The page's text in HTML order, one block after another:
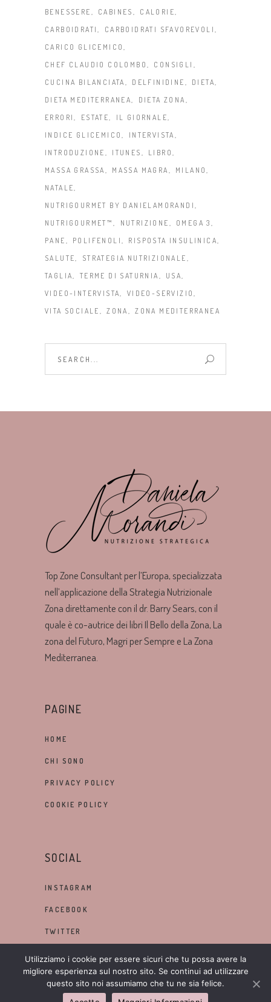
BENESSERE
CABINES
CALORIE
CARBOIDRATI
CARBOIDRATI SFAVOREVOLI
CARICO GLICEMICO
CHEF CLAUDIO COLOMBO
CONSIGLI
CUCINA BILANCIATA
DELFINIDINE
DIETA
DIETA MEDITERRANEA
DIETA ZONA
ERRORI
ESTATE
IL GIORNALE
INDICE GLICEMICO
INTERVISTA
INTRODUZIONE
ITUNES
LIBRO
MASSA GRASSA
MASSA MAGRA
MILANO
NATALE
NUTRIGOURMET BY DANIELAMORANDI
NUTRIGOURMET™
NUTRIZIONE
OMEGA 3
PANE
POLIFENOLI
RISPOSTA INSULINICA
SALUTE
STRATEGIA NUTRIZIONALE
TAGLIA
TERME DI SATURNIA
USA
VIDEO-INTERVISTA
VIDEO-SERVIZIO
VITA SOCIALE
ZONA ZONA MEDITERRANEA
Top Zone Consultant per l’Europa, specializzata
nell’applicazione della Strategia Nutrizionale
Zona direttamente con il dr. Barry Sears, con il
quale è co-autrice dei libri Il Bello della Zona, La
zona del Futuro, Magri per Sempre e La Zona
Mediterranea.
PAGINE
HOME
CHI SONO
PRIVACY POLICY
COOKIE POLICY
SOCIAL
INSTAGRAM
FACEBOOK
TWITTER
Utilizziamo i cookie per essere sicuri che tu possa avere la
migliore esperienza sul nostro sito. Se continui ad utilizzare
questo sito noi assumiamo che tu ne sia felice.